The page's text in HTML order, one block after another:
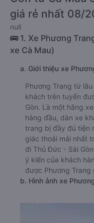
giá rẻ nhất 08/
null
🚌 1. Xe Phương
xe Cà Mau)
a. Giới thiệu xe
Phương Trang từ
khách trên tuyến
Gòn. Là một hãng
hàng đầu, dàn xe
trang bị đầy đủ tiện
giác thoải mái nhất
đi Thủ Đức - Sài
ý kiến của khách
được Phương Trang
b. Hình ảnh xe